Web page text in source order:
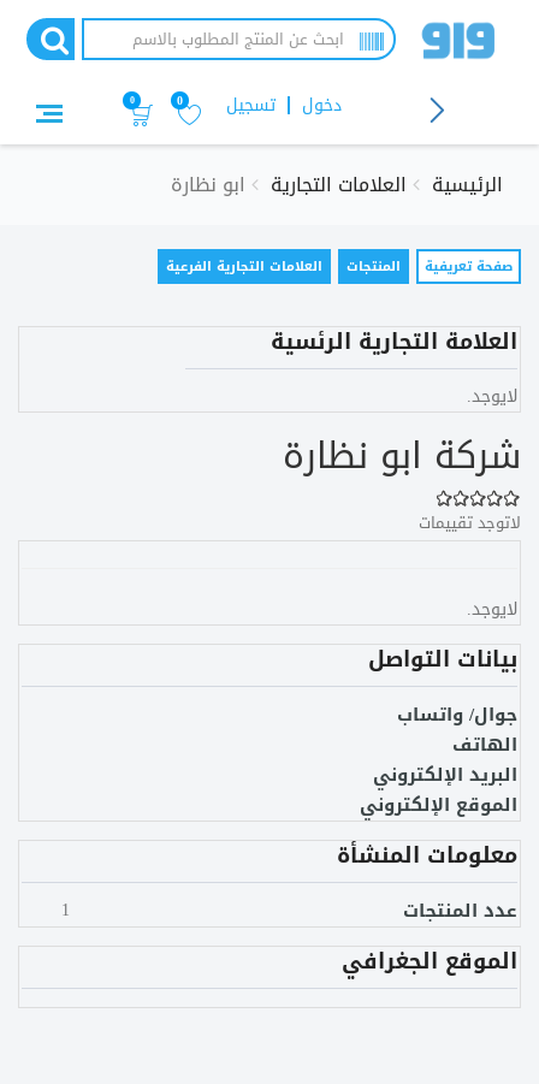
تسجيل دخول 0
0
الرئيسية العلامات التجارية ابو نظارة
التبويبات
الأساسية
صفحة تعريفية (علامة
التبويب
المنتجات العلامات التجارية الفرعية
العلامة التجارية الرئسية
لايوجد.
شركة ابو نظارة
لاتوجد تقييمات
لايوجد.
بيانات التواصل
جوال/ واتساب
الهاتف
البريد الإلكتروني
الموقع الإلكتروني
معلومات المنشأة
عدد المنتجات 1
الموقع الجغرافي